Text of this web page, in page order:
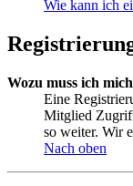
Wie kann ich
Wozu muss ich
Eine
Mitglied
so weiter. Wir
Nach oben